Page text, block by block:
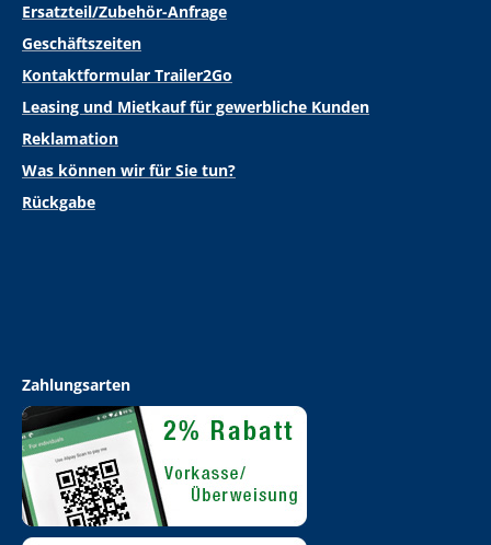
Ersatzteil/Zubehör-Anfrage
Geschäftszeiten
Kontaktformular Trailer2Go
Leasing und Mietkauf für gewerbliche Kunden
Reklamation
Was können wir für Sie tun?
Rückgabe
Zahlungsarten